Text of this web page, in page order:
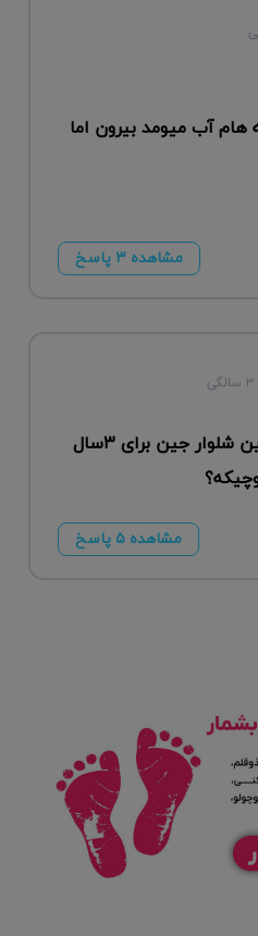
آب میومد بیرون اما
مشاهده ۳ پاسخ
۳ سالگی
پوشک شیر بچه .زود بگین شلوار جین برای ۳سال
مشاهده ۵ پاسخ